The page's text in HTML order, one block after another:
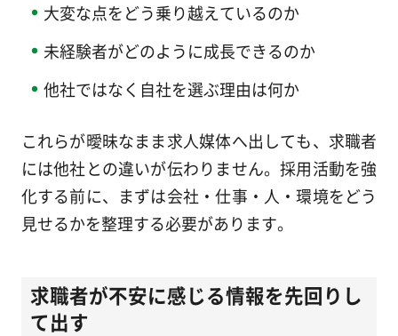
大変な点をどう乗り越えているのか
未経験者がどのように成長できるのか
他社ではなく自社を選ぶ理由は何か
これらが曖昧なまま求人媒体へ出しても、求職者
には他社との違いが伝わりません。採用活動を強
化する前に、まずは会社・仕事・人・環境をどう
見せるかを整理する必要があります。
求職者が不安に感じる情報を先回りし
て出す